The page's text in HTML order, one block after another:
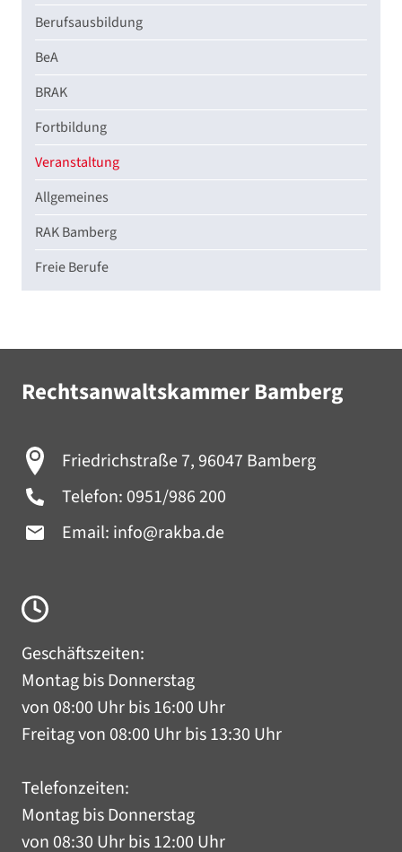
Berufsausbildung
BeA
BRAK
Fortbildung
Veranstaltung
Allgemeines
RAK Bamberg
Freie Berufe
Rechtsanwaltskammer Bamberg
Friedrichstraße 7, 96047 Bamberg
Telefon: 0951/986 200
Email: info@rakba.de
Geschäftszeiten:
Montag bis Donnerstag
von 08:00 Uhr bis 16:00 Uhr
Freitag von 08:00 Uhr bis 13:30 Uhr
Telefonzeiten:
Montag bis Donnerstag
von 08:30 Uhr bis 12:00 Uhr